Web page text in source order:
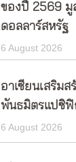
ของปี 2569 มู
ดอลลาร์สหรัฐ
6 August 2026
อาเซียนเสริม
พันธมิตรแปซิฟิ
6 August 2026